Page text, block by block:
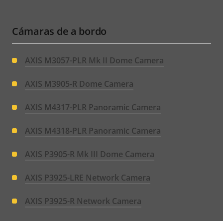
Cámaras de a bordo
AXIS M3057-PLR Mk II Dome Camera
AXIS M3905-R Dome Camera
AXIS M4317-PLR Panoramic Camera
AXIS M4318-PLR Panoramic Camera
AXIS P3905-R Mk III Dome Camera
AXIS P3925-LRE Network Camera
AXIS P3925-R Network Camera